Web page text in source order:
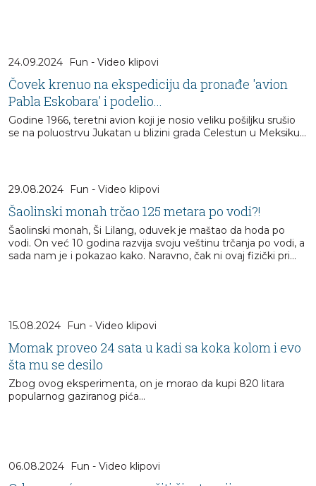
24.09.2024 Fun - Video klipovi
Čovek krenuo na ekspediciju da pronađe 'avion
Pabla Eskobara' i podelio...
Godine 1966, teretni avion koji je nosio veliku pošiljku srušio
se na poluostrvu Jukatan u blizini grada Celestun u Meksiku...
29.08.2024 Fun - Video klipovi
Šaolinski monah trčao 125 metara po vodi?!
Šaolinski monah, Ši Lilang, oduvek je maštao da hoda po
vodi. On već 10 godina razvija svoju veštinu trčanja po vodi, a
sada nam je i pokazao kako. Naravno, čak ni ovaj fizički pri...
15.08.2024 Fun - Video klipovi
Momak proveo 24 sata u kadi sa koka kolom i evo
šta mu se desilo
Zbog ovog eksperimenta, on je morao da kupi 820 litara
popularnog gaziranog pića...
06.08.2024 Fun - Video klipovi